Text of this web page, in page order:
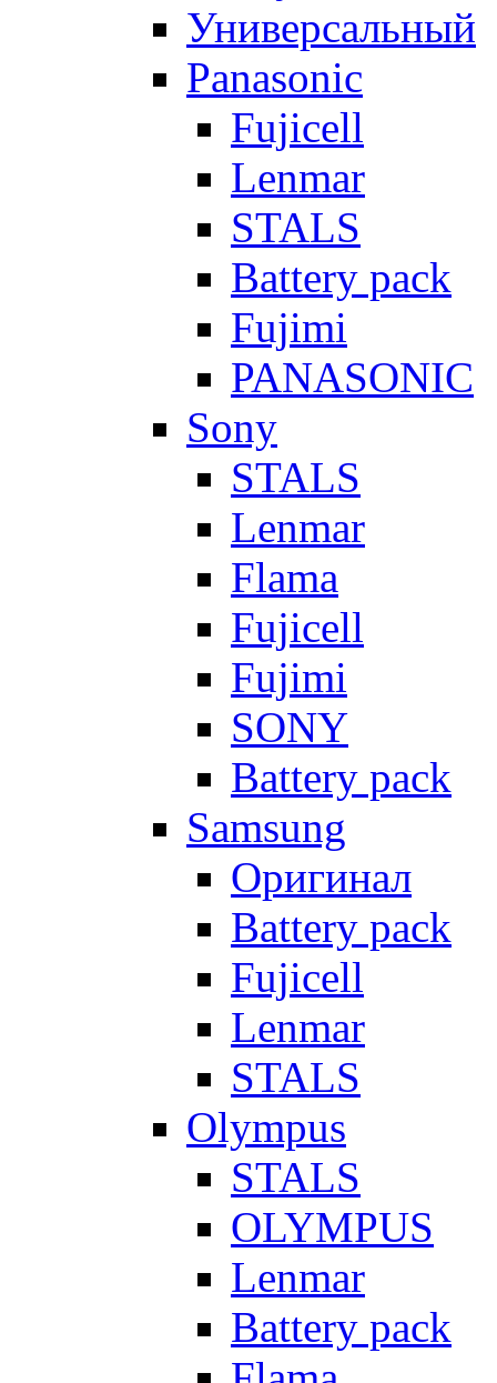
Универсальный
Panasonic
Fujicell
Lenmar
STALS
Battery pack
Fujimi
PANASONIC
Sony
STALS
Lenmar
Flama
Fujicell
Fujimi
SONY
Battery pack
Samsung
Оригинал
Battery pack
Fujicell
Lenmar
STALS
Olympus
STALS
OLYMPUS
Lenmar
Battery pack